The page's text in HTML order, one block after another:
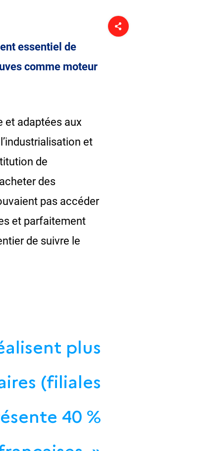
essentiel de
comme moteur
et adaptées aux
et
de
des
pas accéder
et parfaitement
de suivre le
plus
(filiales
40 %